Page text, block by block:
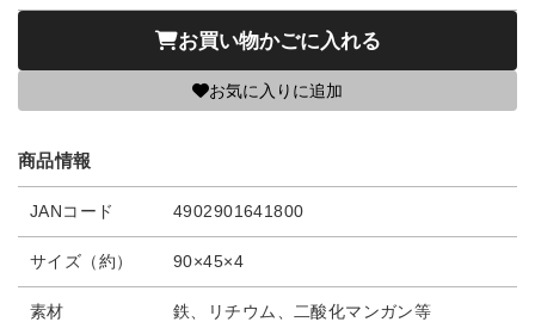
お買い物かごに入れる
お気に入りに追加
商品情報
JANコード 4902901641800
サイズ（約） 90×45×4
素材 鉄、リチウム、二酸化マンガン等